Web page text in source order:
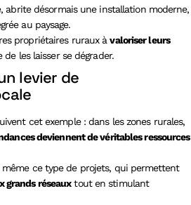
abrite désormais une installation moderne,
au paysage.
propriétaires ruraux àvaloriser leurs
les laisser se dégrader.
levier de
cet exemple : dans les zones rurales,
deviennent de véritables ressources
même ce type de projets, qui permettent
grands réseauxtout en stimulant